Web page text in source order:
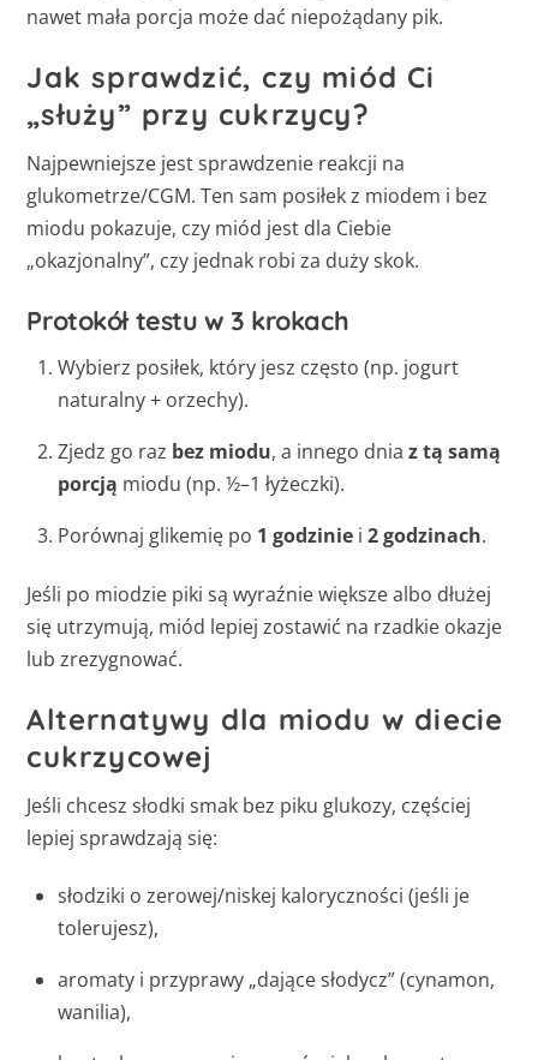
nawet mała porcja może dać niepożądany pik.
Jak sprawdzić, czy miód Ci
„służy” przy cukrzycy?
Najpewniejsze jest sprawdzenie reakcji na
glukometrze/CGM. Ten sam posiłek z miodem i bez
miodu pokazuje, czy miód jest dla Ciebie
„okazjonalny”, czy jednak robi za duży skok.
Protokół testu w 3 krokach
Wybierz posiłek, który jesz często (np. jogurt
naturalny + orzechy).
Zjedz go raz bez miodu, a innego dnia z tą samą
porcją miodu (np. ½–1 łyżeczki).
Porównaj glikemię po 1 godzinie i 2 godzinach.
Jeśli po miodzie piki są wyraźnie większe albo dłużej
się utrzymują, miód lepiej zostawić na rzadkie okazje
lub zrezygnować.
Alternatywy dla miodu w diecie
cukrzycowej
Jeśli chcesz słodki smak bez piku glukozy, częściej
lepiej sprawdzają się:
słodziki o zerowej/niskej kaloryczności (jeśli je
tolerujesz),
aromaty i przyprawy „dające słodycz” (cynamon,
wanilia),